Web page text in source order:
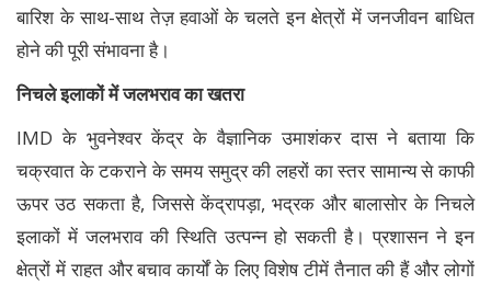
बारिश के साथ-साथ तेज़ हवाओं के चलते इन क्षेत्रों में जनजीवन बाधित
होने की पूरी संभावना है।
निचले इलाकों में जलभराव का खतरा
IMD के भुवनेश्वर केंद्र के वैज्ञानिक उमाशंकर दास ने बताया कि
चक्रवात के टकराने के समय समुद्र की लहरों का स्तर सामान्य से काफी
ऊपर उठ सकता है, जिससे केंद्रापड़ा, भद्रक और बालासोर के निचले
इलाकों में जलभराव की स्थिति उत्पन्न हो सकती है। प्रशासन ने इन
क्षेत्रों में राहत और बचाव कार्यों के लिए विशेष टीमें तैनात की हैं और लोगों